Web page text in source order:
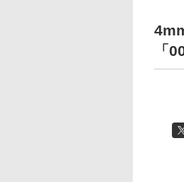
「